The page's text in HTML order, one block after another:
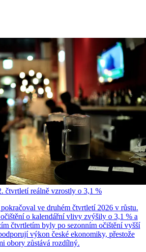
čtvrtletí reálně vzrostly o 3,1 %
ve druhém čtvrtletí 2026 v růstu.
o kalendářní vlivy zvýšily o 3,1 % a
čtvrtletím byly po sezonním očištění vyšší
výkon české ekonomiky, přestože
obory zůstává rozdílný.